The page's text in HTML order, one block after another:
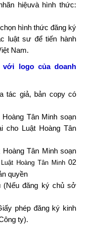
hiệuvà hình thức:
hình thức đăng ký
luật sư để tiến hành
Nam.
logo của doanh
tác giả, bản copy có
Tân Minh soạn
cho Luật Hoàng Tâ​n
Tân Minh soạn
Luật Hoàng Tâ​n Minh 02
quyền
(Nếu đăng ký chủ sở
phép đăng ký kinh
ty).